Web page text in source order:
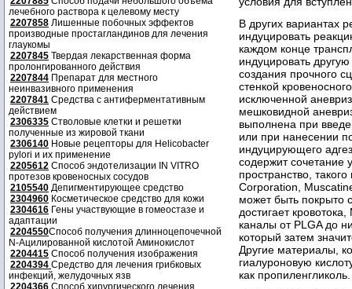
лечебного раствора к целевому месту
2207858 Лишенные побочных эффектов
производные простагландинов для лечения
глаукомы
2207845 Твердая лекарственная форма
пролонгированного действия
2207844 Препарат для местного
неинвазивного применения
2207841 Средства с антиферментативным
действием
2306335 Стволовые клетки и решетки
полученные из жировой ткани
2306140 Новые рецепторы для Helicobacter
pylori и их применение
2205612 Способ эндотелизации IN VITRO
протезов кровеносных сосудов
2105540 Депигментирующее средство
2304960 Косметическое средство для кожи
2304616 Гены участвующие в гомеостазе и
адаптации
2204550Способ получения длинноцепочечной
N-Ацилированной кислотой Аминокислот
2204415 Способ получения изображения
2204394 Средство для лечения грибковых
инфекций, желудочных язв
2204366 Способ хирургического лечения
В других вариантах
индуцировать
каждом конце
индуцировать
создания прочного
стенкой
исключенной
мешковидной
выполнена при
или при нанесении
индуцирующего
содержит сочетание
пространство,
Corporation,
может быть покрыто
достигает
каналы от PLGA до
который затем
Другие материалы,
гиалуроновую
как пропиленгликоль.